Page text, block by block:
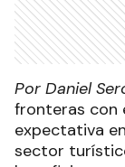
Por Daniel
fronteras con
expectativa
sector